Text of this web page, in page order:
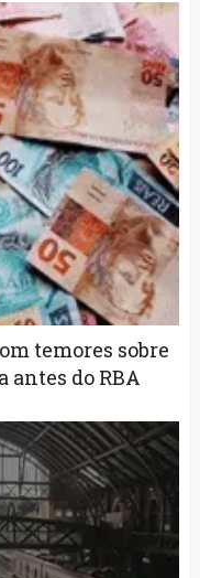
temores sobre
do RBA